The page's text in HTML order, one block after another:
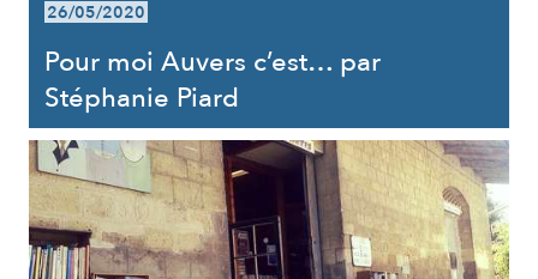
26/05/2020
Pour moi Auvers c’est… par
Stéphanie Piard